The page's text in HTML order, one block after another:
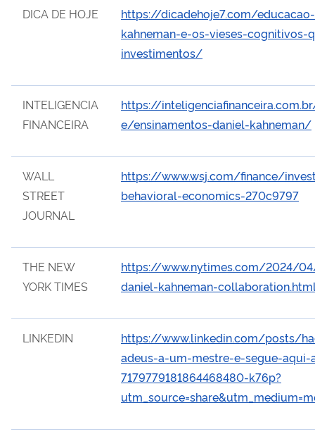
DICA DE HOJE
https://dicadehoje7.com/
kahneman-e-os-vieses-cognitivos-
investimentos/
INTELIGENCIA
FINANCEIRA
https://
e/ensinamentos-daniel-kahneman/
WALL
STREET
JOURNAL
https://www.wsj.com/finance/
behavioral-economics-270c9797
THE NEW
YORK TIMES
https://www.nytimes.com/2024/
daniel-kahneman-
LINKEDIN
https://www.linkedin.com/posts/
adeus-a-um-mestre-e-segue-
7179779181864468480-k76p?